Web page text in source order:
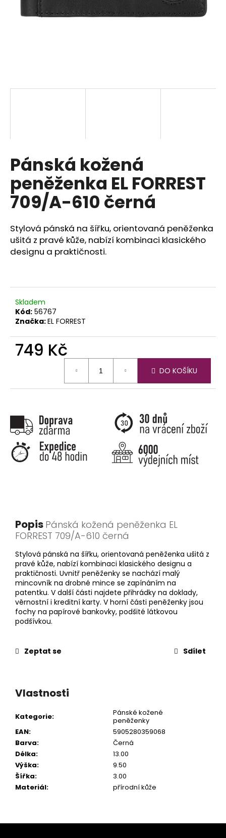
Pánská kožená
peněženka EL FORREST
709/A-610 černá
Stylová pánská na šířku, orientovaná peněženka
ušitá z pravé kůže, nabízí kombinaci klasického
designu a praktičnosti.
Skladem
Kód: 56767
Značka:EL FORREST
749 Kč
DO KOŠÍKU
Popis Pánská kožená peněženka EL
FORREST 709/A-610 černá
Stylová pánská na šířku, orientovaná peněženka ušitá z
pravé kůže, nabízí kombinaci klasického designu a
praktičnosti. Uvnitř peněženky se nachází malý
mincovník na drobné mince se zapínáním na
patentku. V další části najdete přihrádky na doklady,
věrnostní i kreditní karty. V horní části peněženky jsou
fochy na papírové bankovky, podšité látkovou
podšívkou.
Zeptat se Sdílet
Vlastnosti
Kategorie:
Pánské kožené
peněženky
EAN:
5905280359068
Barva:
Černá
Délka:
13.00
Výška:
9.50
Šířka:
3.00
Materiál: přírodní kůže
D
o
p
o
r
č
u
j
e
Z